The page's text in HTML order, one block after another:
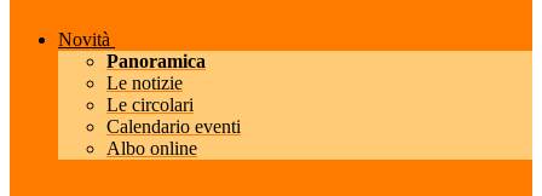
Novità
Panoramica
Le notizie
Le circolari
Calendario eventi
Albo online